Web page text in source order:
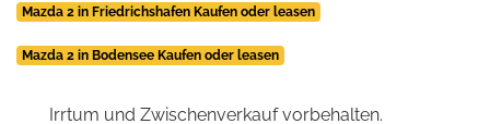
Mazda 2 in Friedrichshafen Kaufen oder leasen
Mazda 2 in Bodensee Kaufen oder leasen
Irrtum und Zwischenverkauf vorbehalten.